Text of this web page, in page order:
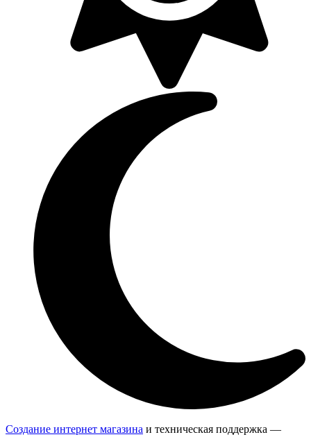
Создание интернет магазина и техническая поддержка —